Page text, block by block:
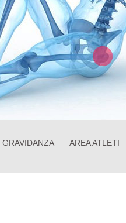
GRAVIDANZA AREA ATLETI